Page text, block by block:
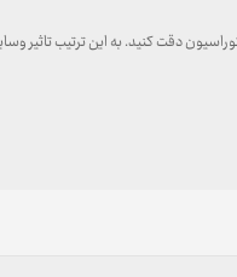
دقت کنید. به این ترتیب تاثیر